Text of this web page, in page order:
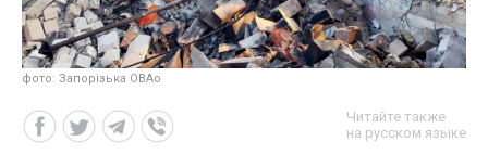
фото: Запорізька ОВАо
Читайте также
на русском языке